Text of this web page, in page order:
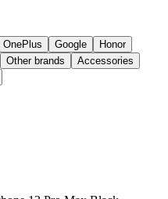
OnePlus Google
Honor
Other brands
Accessories